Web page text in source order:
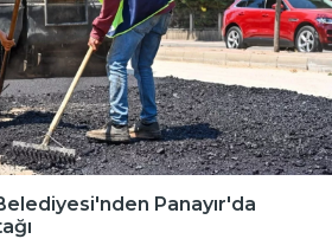
Panayır'da